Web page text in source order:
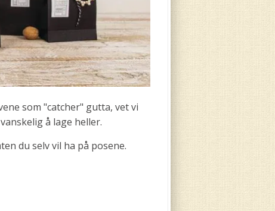
som "catcher" gutta, vet vi
å lage heller.
du selv vil ha på posene.